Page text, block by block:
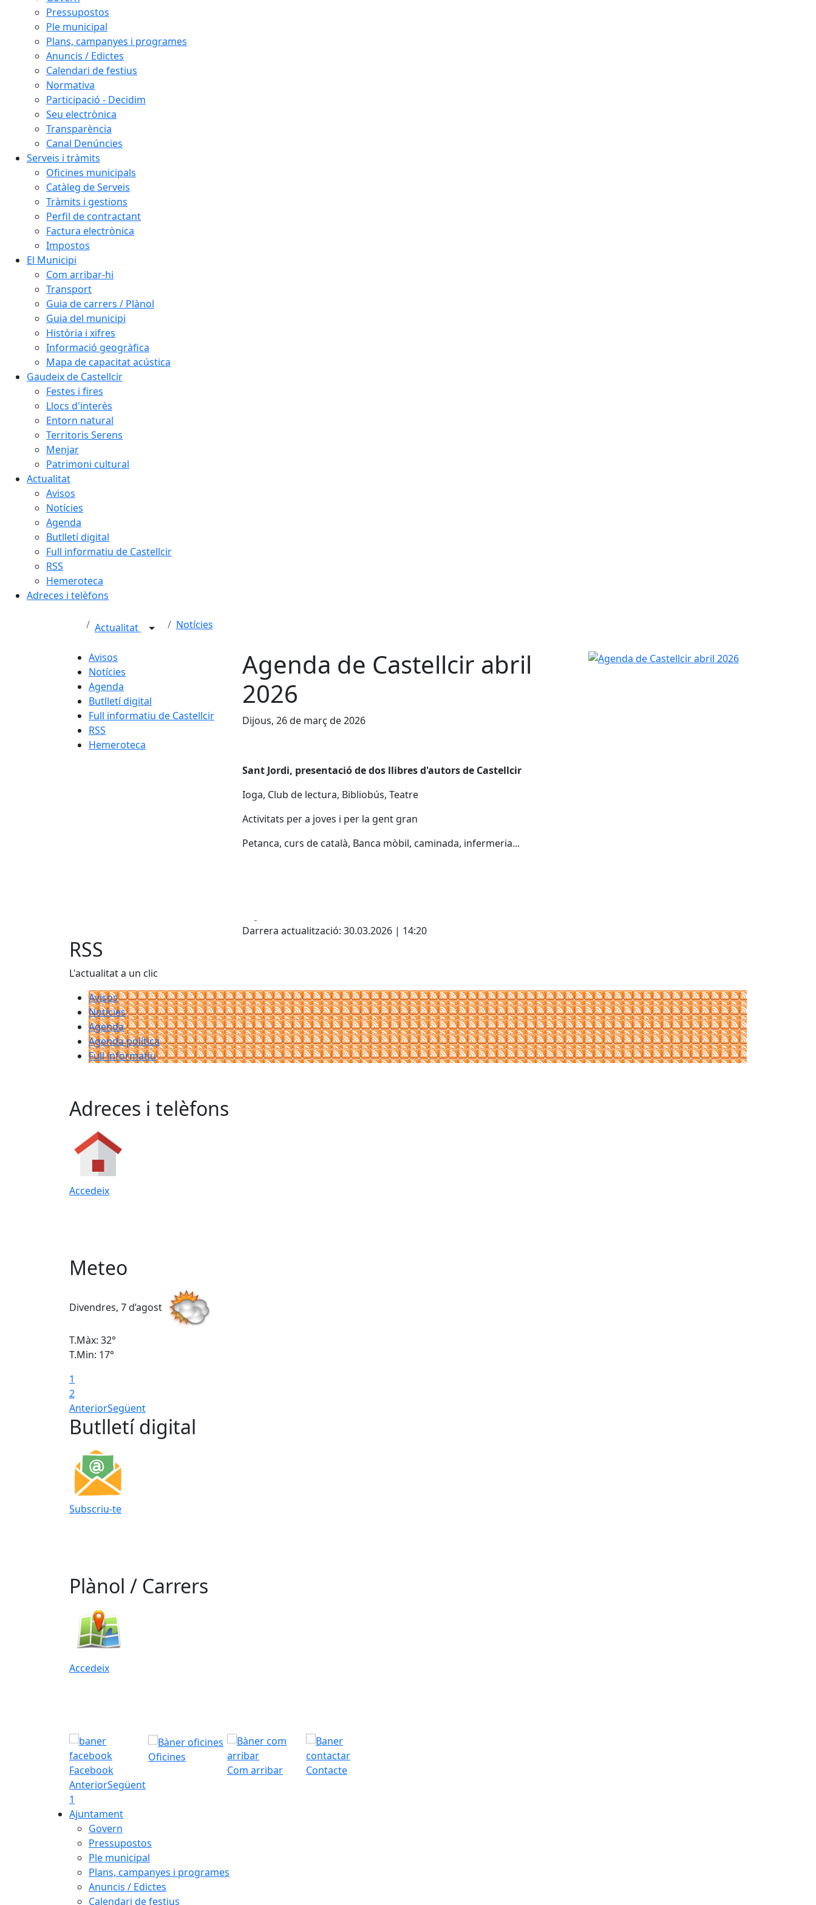
Pressupostos
Ple municipal
Plans, campanyes i programes
Anuncis / Edictes
Calendari de festius
Normativa
Participació - Decidim
Seu electrònica
Transparència
Canal Denúncies
Serveis i tràmits
Oficines municipals
Catàleg de Serveis
Tràmits i gestions
Perfil de contractant
Factura electrònica
Impostos
El Municipi
Com arribar-hi
Transport
Guia de carrers / Plànol
Guia del municipi
Història i xifres
Informació geogràfica
Mapa de capacitat acústica
Gaudeix de Castellcir
Festes i fires
Llocs d'interès
Entorn natural
Territoris Serens
Menjar
Patrimoni cultural
Actualitat
Avisos
Notícies
Agenda
Butlletí digital
Full informatiu de Castellcir
RSS
Hemeroteca
Adreces i telèfons
Actualitat Notícies
Avisos
Notícies
Agenda
Butlletí digital
Full informatiu de Castellcir
RSS
Hemeroteca
Agenda de Castellcir abril
2026
Dijous, 26 de març de 2026
Sant Jordi, presentació de dos llibres d'autors de Castellcir
Ioga, Club de lectura, Bibliobús, Teatre
Activitats per a joves i per la gent gran
Petanca, curs de català, Banca mòbil, caminada, infermeria...
Darrera actualització: 30.03.2026 | 14:20
Agenda de Castellcir abril 2026
RSS
L'actualitat a un clic
Avisos
Notícies
Agenda
Agenda política
Full informatiu
Adreces i telèfons
Accedeix
Meteo
Divendres, 7 d’agost
T.Màx: 32°
T.Min: 17°
1
2
AnteriorSegüent
Butlletí digital
Subscriu-te
Plànol / Carrers
Accedeix
Facebook
Oficines
Com arribar
Contacte
AnteriorSegüent
1
Ajuntament
Govern
Pressupostos
Ple municipal
Plans, campanyes i programes
Anuncis / Edictes
Calendari de festius